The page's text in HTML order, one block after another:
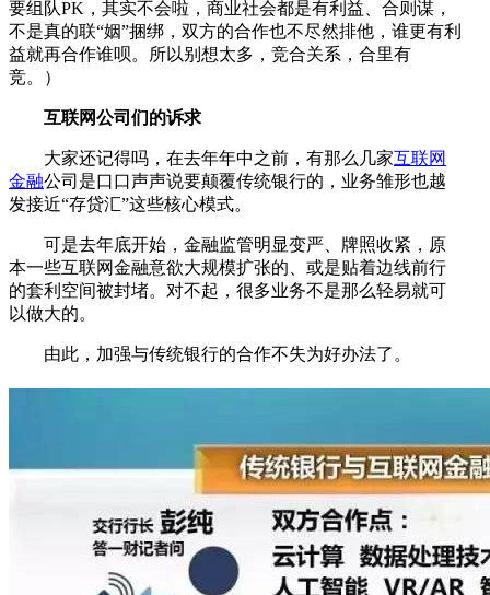
要组队PK，其实不会啦，商业社会都是有利益、合则谋，
不是真的联“姻”捆绑，双方的合作也不尽然排他，谁更有利
益就再合作谁呗。所以别想太多，竞合关系，合里有
竞。）
互联网公司们的诉求
大家还记得吗，在去年年中之前，有那么几家互联网
金融公司是口口声声说要颠覆传统银行的，业务雏形也越
发接近“存贷汇”这些核心模式。
可是去年底开始，金融监管明显变严、牌照收紧，原
本一些互联网金融意欲大规模扩张的、或是贴着边线前行
的套利空间被封堵。对不起，很多业务不是那么轻易就可
以做大的。
由此，加强与传统银行的合作不失为好办法了。